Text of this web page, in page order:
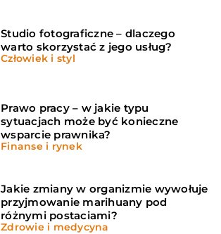
Studio fotograficzne – dlaczego
warto skorzystać z jego usług?
Człowiek i styl
Prawo pracy – w jakie typu
sytuacjach może być konieczne
wsparcie prawnika?
Finanse i rynek
Jakie zmiany w organizmie wywołuje
przyjmowanie marihuany pod
różnymi postaciami?
Zdrowie i medycyna